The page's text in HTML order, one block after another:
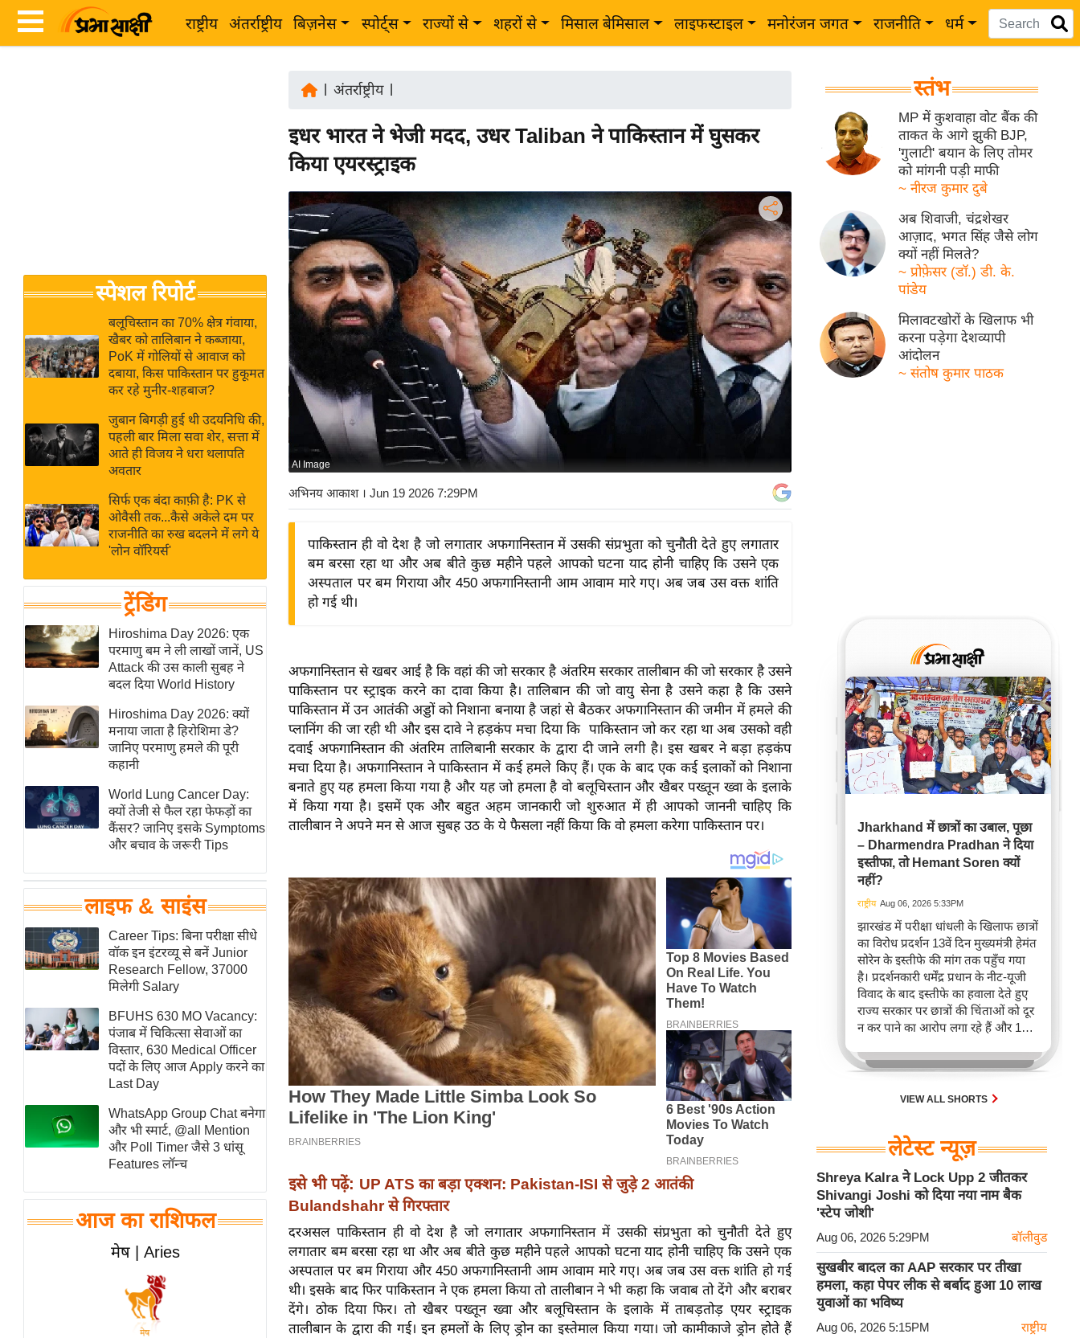
राष्ट्रीय अंतर्राष्ट्रीय बिज़नेस स्पोर्ट्स राज्यों से शहरों से मिसाल बेमिसाल लाइफस्टाइल मनोरंजन जगत राजनीति धर्म
Breaking
News in
Hindi
Hindi
Videos
जगत
राय
बजट
IPL
2026
ई-पेपर
मिसाल बेमिसाल
शख्सियत
यंग इंडिया
साहित्य जगत
ऑटो वर्ल्ड
न्यूज ब्रीफ
मनोरंजन जगत
बॉलीवुड
हॉलीवुड
फिल्म समीक्षा
News
लाइफस्टाइल
टेक्नॉलॉजी
ब्यूटी/फैशन
घरेलू नुस्खे
पर्यटन स्थल
फिटनेस मंत्रा
रिलेशनशिप
विश्लेषण
समसामयिक
मातृभूमि
स्तंभ
एम.
आर.
चाय पर
समीक्षा
स्पेशल रिपोर्ट
बलूचिस्तान का 70% क्षेत्र गंवाया,
खैबर को तालिबान ने कब्जाया,
PoK में गोलियों से आवाज को
दबाया, किस पाकिस्तान पर हुकूमत
कर रहे मुनीर-शहबाज?
जुबान बिगड़ी हुई थी उदयनिधि की,
पहली बार मिला सवा शेर, सत्ता में
आते ही विजय ने धरा थलापति
अवतार
सिर्फ एक बंदा काफ़ी है: PK से
ओवैसी तक...कैसे अकेले दम पर
राजनीति का रुख बदलने में लगे ये
'लोन वॉरियर्स'
ट्रेंडिंग
Hiroshima Day 2026: एक
परमाणु बम ने ली लाखों जानें, US
Attack की उस काली सुबह ने
बदल दिया World History
Hiroshima Day 2026: क्यों
मनाया जाता है हिरोशिमा डे?
जानिए परमाणु हमले की पूरी
कहानी
World Lung Cancer Day:
क्यों तेजी से फैल रहा फेफड़ों का
कैंसर? जानिए इसके Symptoms
और बचाव के जरूरी Tips
लाइफ & साइंस
Career Tips: बिना परीक्षा सीधे
वॉक इन इंटरव्यू से बनें Junior
Research Fellow, 37000
मिलेगी Salary
BFUHS 630 MO Vacancy:
पंजाब में चिकित्सा सेवाओं का
विस्तार, 630 Medical Officer
पदों के लिए आज Apply करने का
Last Day
WhatsApp Group Chat बनेगा
और भी स्मार्ट, @all Mention
और Poll Timer जैसे 3 धांसू
Features लॉन्च
आज का राशिफल
मेष | Aries
अंतर्राष्ट्रीय|
इधर भारत ने भेजी मदद, उधर Taliban ने पाकिस्तान में घुसकर
किया एयरस्ट्राइक
AI Image
अभिनय आकाश। Jun 19 2026 7:29PM
पाकिस्तान ही वो देश है जो लगातार अफगानिस्तान में उसकी संप्रभुता को चुनौती देते हुए लगातार
बम बरसा रहा था और अब बीते कुछ महीने पहले आपको घटना याद होनी चाहिए कि उसने एक
अस्पताल पर बम गिराया और 450 अफगानिस्तानी आम आवाम मारे गए। अब जब उस वक्त शांति
हो गई थी।
अफगानिस्तान से खबर आई है कि वहां की जो सरकार है अंतरिम सरकार तालीबान की जो सरकार है उसने
पाकिस्तान पर स्ट्राइक करने का दावा किया है। तालिबान की जो वायु सेना है उसने कहा है कि उसने
पाकिस्तान में उन आतंकी अड्डों को निशाना बनाया है जहां से बैठकर अफगानिस्तान की जमीन में हमले की
प्लानिंग की जा रही थी और इस दावे ने हड़कंप मचा दिया कि पाकिस्तान जो कर रहा था अब उसको वही
दवाई अफगानिस्तान की अंतरिम तालिबानी सरकार के द्वारा दी जाने लगी है। इस खबर ने बड़ा हड़कंप
मचा दिया है। अफगानिस्तान ने पाकिस्तान में कई हमले किए हैं। एक के बाद एक कई इलाकों को निशाना
बनाते हुए यह हमला किया गया है और यह जो हमला है वो बलूचिस्तान और खैबर पख्तून ख्वा के इलाके
में किया गया है। इसमें एक और बहुत अहम जानकारी जो शुरुआत में ही आपको जाननी चाहिए कि
तालीबान ने अपने मन से आज सुबह उठ के ये फैसला नहीं किया कि वो हमला करेगा पाकिस्तान पर।
इसे भी पढ़ें: UP ATS का बड़ा एक्शन: Pakistan-ISI से जुड़े 2 आतंकी
Bulandshahr से गिरफ्तार
दरअसल पाकिस्तान ही वो देश है जो लगातार अफगानिस्तान में उसकी संप्रभुता को चुनौती देते हुए
लगातार बम बरसा रहा था और अब बीते कुछ महीने पहले आपको घटना याद होनी चाहिए कि उसने एक
अस्पताल पर बम गिराया और 450 अफगानिस्तानी आम आवाम मारे गए। अब जब उस वक्त शांति हो गई
थी। इसके बाद फिर पाकिस्तान ने एक हमला किया तो तालीबान ने भी कहा कि जवाब तो देंगे और बराबर
देंगे। ठोक दिया फिर। तो खैबर पख्तून ख्वा और बलूचिस्तान के इलाके में ताबड़तोड़ एयर स्ट्राइक
तालीबान के द्वारा की गई। इन हमलों के लिए ड्रोन का इस्तेमाल किया गया। जो कामीकाजे ड्रोन होते हैं
स्तंभ
MP में कुशवाहा वोट बैंक की
ताकत के आगे झुकी BJP,
'गुलाटी' बयान के लिए तोमर
को मांगनी पड़ी माफी
~ नीरज कुमार दुबे
अब शिवाजी, चंद्रशेखर
आज़ाद, भगत सिंह जैसे लोग
क्यों नहीं मिलते?
~ प्रोफ़ेसर (डॉ.) डी. के.
पांडेय
मिलावटखोरों के खिलाफ भी
करना पड़ेगा देशव्यापी
आंदोलन
~ संतोष कुमार पाठक
Jharkhand में छात्रों का उबाल, पूछा
– Dharmendra Pradhan ने दिया
इस्तीफा, तो Hemant Soren क्यों
नहीं?
राष्ट्रीय Aug 06, 2026 5:33PM
झारखंड में परीक्षा धांधली के खिलाफ छात्रों
का विरोध प्रदर्शन 13वें दिन मुख्यमंत्री हेमंत
सोरेन के इस्तीफे की मांग तक पहुँच गया
है। प्रदर्शनकारी धर्मेंद्र प्रधान के नीट-यूजी
विवाद के बाद इस्तीफे का हवाला देते हुए
राज्य सरकार पर छात्रों की चिंताओं को दूर
न कर पाने का आरोप लगा रहे हैं और 14वीं
जांच की मांग कर रहे हैं।
VIEW ALL SHORTS
लेटेस्ट न्यूज़
Shreya Kalra ने Lock Upp 2 जीतकर
Shivangi Joshi को दिया नया नाम बैक
'स्टेप जोशी'
Aug 06, 2026 5:29PM बॉलीवुड
सुखबीर बादल का AAP सरकार पर तीखा
हमला, कहा पेपर लीक से बर्बाद हुआ 10 लाख
युवाओं का भविष्य
Aug 06, 2026 5:15PM राष्ट्रीय